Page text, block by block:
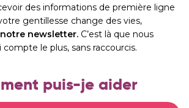
des informations de première ligne
gentillesse change des vies,
newsletter. C’est là que nous
le plus, sans raccourcis.
puis-je aider